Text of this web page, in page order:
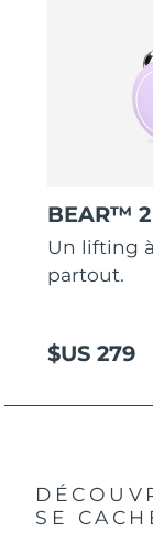
BEAR™
Un lifting
partout.
$US 279
SE